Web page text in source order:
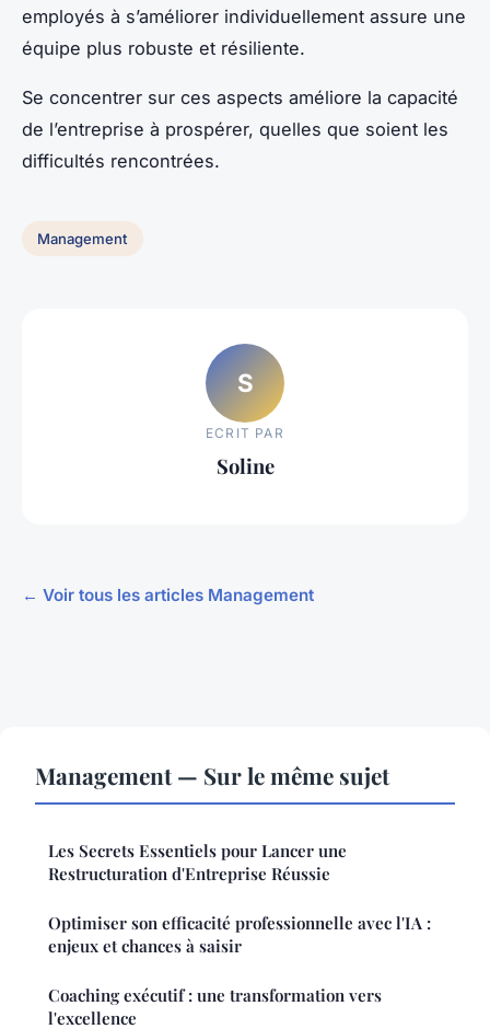
employés à s’améliorer individuellement assure une
équipe plus robuste et résiliente.
Se concentrer sur ces aspects améliore la capacité
de l’entreprise à prospérer, quelles que soient les
difficultés rencontrées.
Management
S
ECRIT PAR
Soline
← Voir tous les articles Management
Management — Sur le même sujet
Les Secrets Essentiels pour Lancer une
Restructuration d'Entreprise Réussie
Optimiser son efficacité professionnelle avec l'IA :
enjeux et chances à saisir
Coaching exécutif : une transformation vers
l'excellence